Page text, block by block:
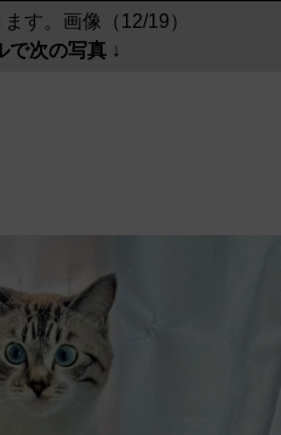
す。画像（12/19）
で次の写真 ↓